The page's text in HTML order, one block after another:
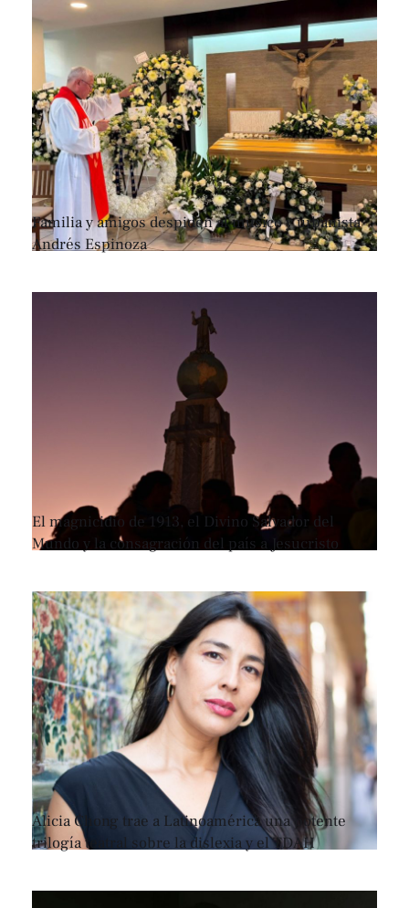
Familia y amigos despiden al músico y urbanista
Andrés Espinoza
El magnicidio de 1913, el Divino Salvador del
Mundo y la consagración del país a Jesucristo
Alicia Chong trae a Latinoamérica una potente
trilogía teatral sobre la dislexia y el TDAH